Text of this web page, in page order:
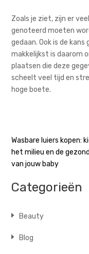
Zoals je ziet, zijn er
genoteerd moeten
gedaan. Ook is de
makkelijkst is daarom
plaatsen die deze
scheelt veel tijd en
hoge boete.
Bericht
navigatie
Wasbare luiers kopen:
het milieu en de
van jouw baby
Categorieën
Beauty
Blog